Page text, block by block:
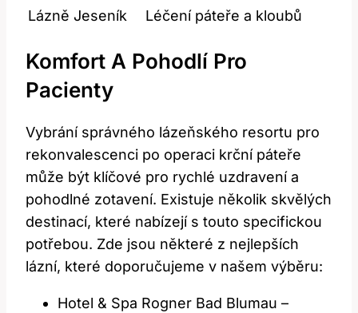
Lázně Jeseník
Léčení páteře a kloubů
Komfort A Pohodlí Pro
Pacienty
Vybrání správného lázeňského resortu pro
rekonvalescenci po operaci krční páteře
může být klíčové pro rychlé uzdravení a
pohodlné zotavení. Existuje několik skvělých
destinací, které nabízejí s touto specifickou
potřebou. Zde jsou některé z nejlepších
lázní, které doporučujeme v našem výběru:
Hotel & Spa Rogner Bad Blumau –